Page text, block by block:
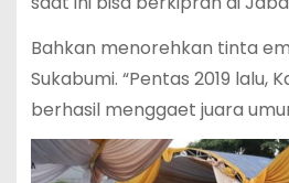
Bahkan menorehkan tinta
Sukabumi. “Pentas 2019 lalu,
berhasil menggaet juara